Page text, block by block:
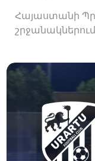
Հայաստանի